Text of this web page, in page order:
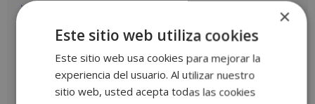
Valoraciones
No hay valoraciones aún.
Sé el primero en valorar “Analista Programador Java: Business
Apps Expert”
Tu puntuación*
×
Este sitio web utiliza cookies
Este sitio web usa cookies para mejorar la
experiencia del usuario. Al utilizar nuestro
sitio web, usted acepta todas las cookies